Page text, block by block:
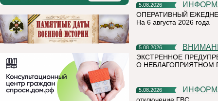
5.08.2026
ОПЕРАТИВНЫЙ
На 6 августа 2026 года
5.08.2026
ЭКСТРЕННОЕ
О НЕБЛАГОПРИЯТНОМ
5.08.2026